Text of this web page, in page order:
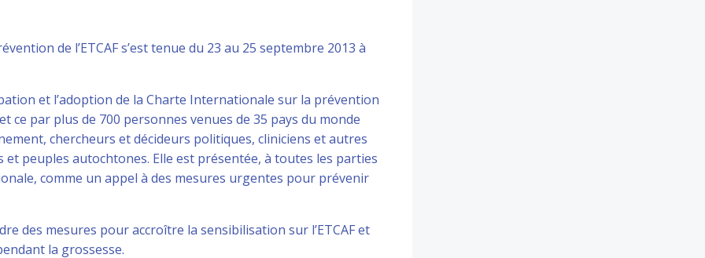
de l’ETCAF s’est tenue du 23 au 25 septembre 2013 à
et l’adoption de la Charte Internationale sur la prévention
ce par plus de 700 personnes venues de 35 pays du monde
chercheurs et décideurs politiques, cliniciens et autres
peuples autochtones. Elle est présentée, à toutes les parties
comme un appel à des mesures urgentes pour prévenir
des mesures pour accroître la sensibilisation sur l’ETCAF et
la grossesse.